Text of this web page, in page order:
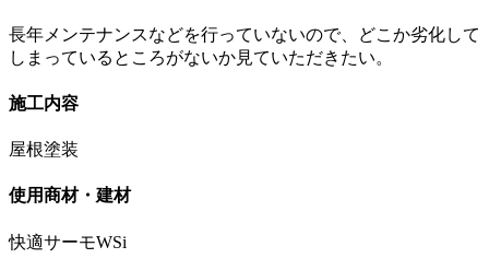
長年メンテナンスなどを行っていないので、どこか劣化して
しまっているところがないか見ていただきたい。
施工内容
屋根塗装
使用商材・建材
快適サーモWSi